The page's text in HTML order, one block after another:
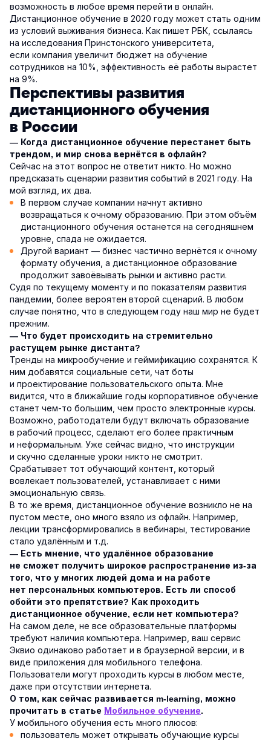
возможность в любое время перейти в онлайн.
Дистанционное обучение в 2020 году может стать одним
из условий выживания бизнеса. Как пишет РБК, ссылаясь
на исследования Принстонского университета,
если компания увеличит бюджет на обучение
сотрудников на 10%, эффективность её работы вырастет
на 9%.
Перспективы развития
дистанционного обучения
в России
— Когда дистанционное обучение перестанет быть
трендом, и мир снова вернётся в офлайн?
Сейчас на этот вопрос не ответит никто. Но можно
предсказать сценарии развития событий в 2021 году. На
мой взгляд, их два.
В первом случае компании начнут активно
возвращаться к очному образованию. При этом объём
дистанционного обучения останется на сегодняшнем
уровне, спада не ожидается.
Другой вариант — бизнес частично вернётся к очному
формату обучения, а дистанционное образование
продолжит завоёвывать рынки и активно расти.
Судя по текущему моменту и по показателям развития
пандемии, более вероятен второй сценарий. В любом
случае понятно, что в следующем году наш мир не будет
прежним.
— Что будет происходить на стремительно
растущем рынке дистанта?
Тренды на микрообучение и геймификацию сохранятся. К
ним добавятся социальные сети, чат боты
и проектирование пользовательского опыта. Мне
видится, что в ближайшие годы корпоративное обучение
станет чем-то большим, чем просто электронные курсы.
Возможно, работодатели будут включать образование
в рабочий процесс, сделают его более практичным
и неформальным. Уже сейчас видно, что инструкции
и скучно сделанные уроки никто не смотрит.
Срабатывает тот обучающий контент, который
вовлекает пользователей, устанавливает с ними
эмоциональную связь.
В то же время, дистанционное обучение возникло не на
пустом месте, оно много взяло из офлайн. Например,
лекции трансформировались в вебинары, тестирование
стало удалённым и т.д.
— Есть мнение, что удалённое образование
не сможет получить широкое распространение из-за
того, что у многих людей дома и на работе
нет персональных компьютеров. Есть ли способ
обойти это препятствие? Как проходить
дистанционное обучение, если нет компьютера?
На самом деле, не все образовательные платформы
требуют наличия компьютера. Например, ваш сервис
Эквио одинаково работает и в браузерной версии, и в
виде приложения для мобильного телефона.
Пользователи могут проходить курсы в любом месте,
даже при отсутствии интернета.
О том, как сейчас развивается m-learning, можно
прочитать в статье Мобильное обучение.
У мобильного обучения есть много плюсов:
пользователь может открывать обучающие курсы